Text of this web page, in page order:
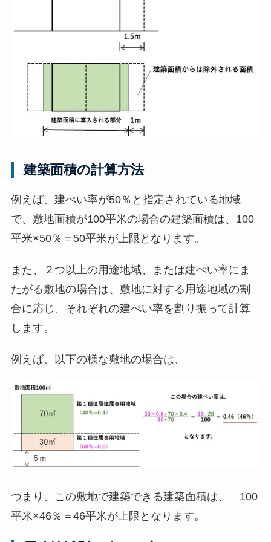
建築面積の計算方法
例えば、建ぺい率が50％と指定されている地域
で、敷地面積が100平米の場合の建築面積は、100
平米×50％＝50平米が上限となります。
また、２つ以上の用途地域、または建ぺい率にま
たがる敷地の場合は、敷地に対する用途地域の割
合に応じ、それぞれの建ぺい率を割り振って計算
します。
例えば、以下の様な敷地の場合は、
つまり、この敷地で建築できる建築面積は、 100
平米×46％＝46平米が上限となります。